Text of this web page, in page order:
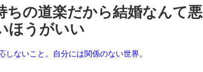
ちの道楽だから結婚なんて悪
ほうがいい
ないこと。自分には関係のない世界。